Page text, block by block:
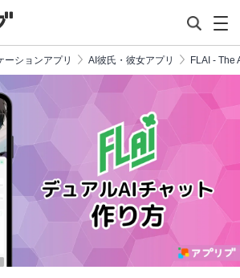
ーションアプリ AI彼氏・彼女アプリ FLAI - The